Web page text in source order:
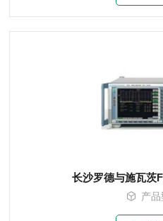
长沙罗德与施瓦茨
产品